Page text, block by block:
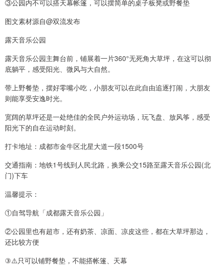
③公园内不可以搭天幕帐篷，可以摆简单的桌子板凳或野餐垫
图文素材源自@双流发布
露天音乐公园
露天音乐公园主舞台前，铺展着一片360°无死角大草坪，在这可以彻
底躺平，感受阳光、微风与大自然。
带上野餐垫，摆好零嘴小吃，小朋友可以在此自由追逐打闹，大朋友
则能享受安逸时光。
宽阔的草坪还是一处绝佳的全民户外运动场，玩飞盘、放风筝，感受
阳光下的自在运动时刻。
打卡地址：成都市金牛区北星大道一段1500号
交通指南：地铁1号线到人民北路，换乘公交15路至露天音乐公园(北
门)下车
温馨提示：
①自驾导航「成都露天音乐公园」
②公园里也有超市，还有奶茶、凉面、凉皮这些，都在大草坪那边，
还比较方便
③⚠️只可以铺野餐垫，不能搭帐篷、天幕